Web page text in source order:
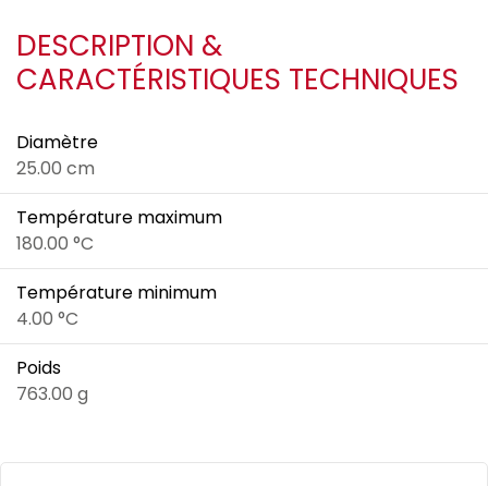
DESCRIPTION &
CARACTÉRISTIQUES TECHNIQUES
Diamètre
25.00 cm
Température maximum
180.00 °C
Température minimum
4.00 °C
Poids
763.00 g